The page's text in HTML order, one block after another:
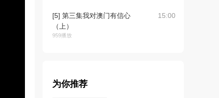
[5] 第三集我对澳门有信心
（上）
959播放
15:00
为你推荐